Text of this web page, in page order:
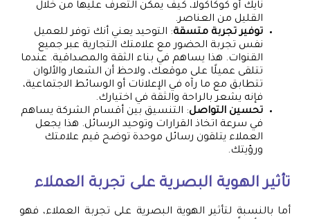
نايك أو كوكاكولا، كيف يمكن التعرف عليها من خلال
القليل من العناصر.
توفير تجربة متسقة: التوحيد يعني أنك توفر للعميل
نفس تجربة الحضور مع علامتك التجارية عبر جميع
القنوات. هذا يساهم في بناء الثقة والمصداقية. عندما
تتلقى عميلًا على موقعك، ولاحظ أن الشعار والألوان
تتطابق مع ما رآه في الإعلانات أو الوسائط الاجتماعية،
فإنه يشعر بالراحة والثقة في اختيارك.
تحسين التواصل: التنسيق بين أقسام الشركة يساهم
في سرعة اتخاذ القرارات وتوحيد الرسائل. هذا يجعل
العملاء يتلقون رسائل موحدة توضح قيم علامتك
ورؤيتك.
تأثير الهوية البصرية على تجربة العملاء
أما بالنسبة لتأثير الهوية البصرية على تجربة العملاء، فهو